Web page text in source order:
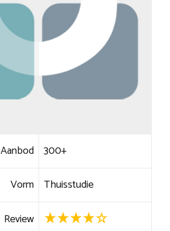
Aanbod 300+
Vorm Thuisstudie
Review